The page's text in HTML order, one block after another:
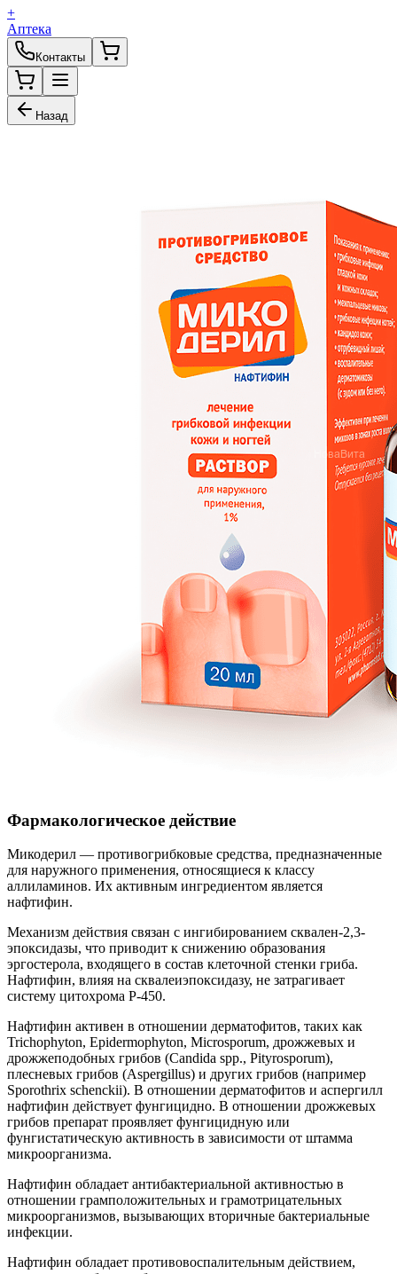
+
Аптека
Контакты
Назад
Фармакологическое действие
Микодерил — противогрибковые средства, предназначенные
для наружного применения, относящиеся к классу
аллиламинов. Их активным ингредиентом является
нафтифин.
Механизм действия связан с ингибированием сквален-2,3-
эпоксидазы, что приводит к снижению образования
эргостерола, входящего в состав клеточной стенки гриба.
Нафтифин, влияя на сквалеиэпоксидазу, не затрагивает
систему цитохрома Р-450.
Нафтифин активен в отношении дерматофитов, таких как
Trichophyton, Epidermophyton, Microsporum, дрожжевых и
дрожжеподобных грибов (Candida spp., Pityrosporum),
плесневых грибов (Aspergillus) и других грибов (например
Sporothrix schenckii). В отношении дерматофитов и аспергилл
нафтифин действует фунгицидно. В отношении дрожжевых
грибов препарат проявляет фунгицидную или
фунгистатическую активность в зависимости от штамма
микроорганизма.
Нафтифин обладает антибактериальной активностью в
отношении грамположительных и грамотрицательных
микроорганизмов, вызывающих вторичные бактериальные
инфекции.
Нафтифин обладает противовоспалительным действием,